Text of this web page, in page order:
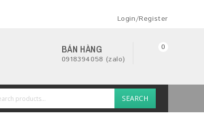
Login/Register
BÁN HÀNG
0918394058 (zalo)
0
SEARCH